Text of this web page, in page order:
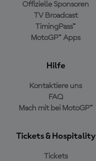
Offizielle Sponsoren
TV Broadcast
TimingPass™
MotoGP™ Apps
Hilfe
Kontaktiere uns
FAQ
Mach mit bei MotoGP™
Tickets & Hospitality
Tickets